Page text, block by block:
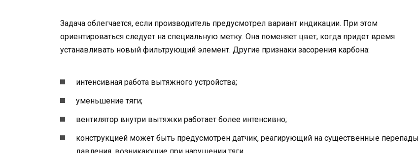
Задача облегчается, если производитель предусмотрел вариант индикации. При этом
ориентироваться следует на специальную метку. Она поменяет цвет, когда придет время
устанавливать новый фильтрующий элемент. Другие признаки засорения карбона:
интенсивная работа вытяжного устройства;
уменьшение тяги;
вентилятор внутри вытяжки работает более интенсивно;
конструкцией может быть предусмотрен датчик, реагирующий на существенные перепады